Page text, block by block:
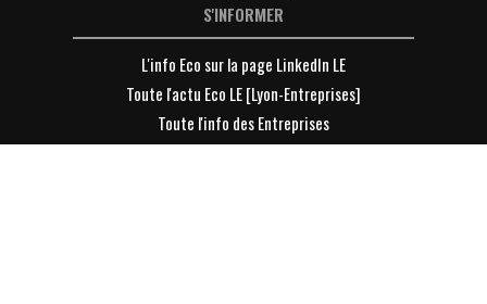
S'INFORMER
L'info Eco sur la page LinkedIn LE
Toute l'actu Eco LE [Lyon-Entreprises]
Toute l'info des Entreprises
Toute l'info des dirigeants